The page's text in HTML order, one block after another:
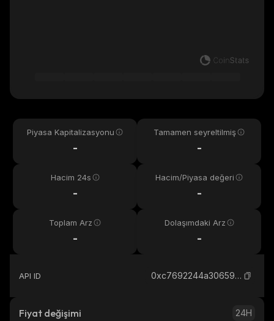
Piyasa Kapitalizasyonu
-
Tamamen seyreltilmiş
-
Hacim 24s
-
Hacim/Piyasa değeri
-
Toplam Arz
-
Dolaşımdaki Arz
-
API ID 0xc7692244a306596394bff710277256bb58af5f79_ethereum
Fiyat değişimi 24H